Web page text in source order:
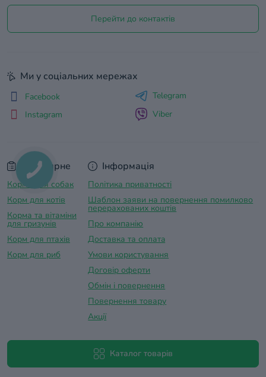
Перейти до контактів
Популярне
Корма для собак
Корм для котів
Корма та вітаміни
для гризунів
Корм для птахів
Корм для риб
Інформація
Політика приватності
Шаблон заяви на повернення помилково
перерахованих коштів
Про компанію
Доставка та оплатa
Умови користування
Договір оферти
Обмін і повернення
Повернення товару
Акції
Каталог товарів
Ми у соціальних мережах
Facebook
Instagram
Telegram
Viber